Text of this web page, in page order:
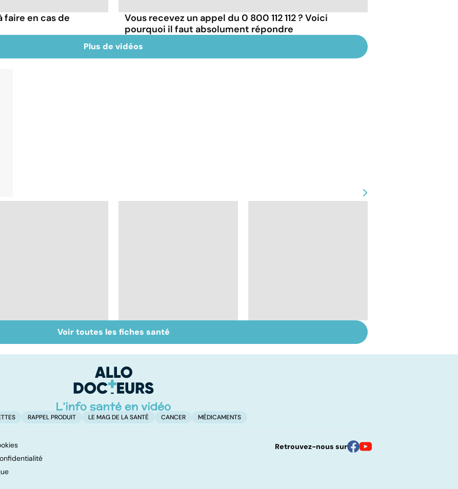
faire en cas de
Vous recevez un appel du 0 800 112 112 ? Voici
pourquoi il faut absolument répondre
Plus de vidéos
Don de gamètes : le
pour et le contre
Médecine de
proximité : quel
l'ovulation : de la
Voir toutes les fiches santé
RAPPEL PRODUIT LE MAG DE LA SANTÉ CANCER MÉDICAMENTS
Retrouvez-nous sur